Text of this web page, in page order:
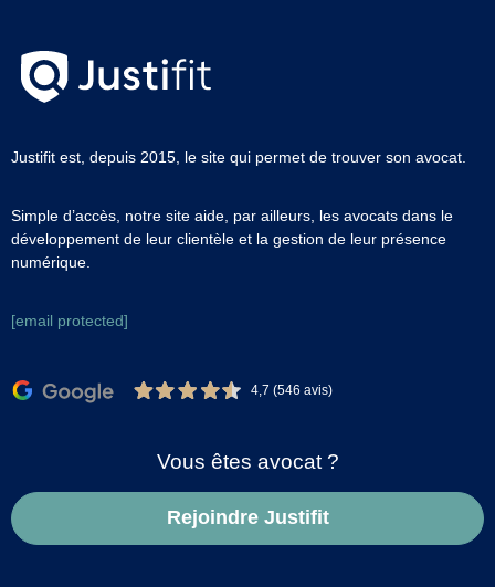
Justifit est, depuis 2015, le site qui permet de trouver son avocat.
Simple d’accès, notre site aide, par ailleurs, les avocats dans le
développement de leur clientèle et la gestion de leur présence
numérique.
[email protected]
4,7 (546 avis)
Vous êtes avocat ?
Rejoindre Justifit